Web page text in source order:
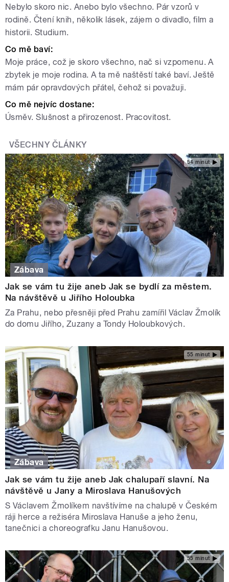
Nebylo skoro nic. Anebo bylo všechno. Pár vzorů v
rodině. Čtení knih, několik lásek, zájem o divadlo, film a
historii. Studium.
Co mě baví:
Moje práce, což je skoro všechno, nač si vzpomenu. A
zbytek je moje rodina. A ta mě naštěstí také baví. Ještě
mám pár opravdových přátel, čehož si považuji.
Co mě nejvíc dostane:
Úsměv. Slušnost a přirozenost. Pracovitost.
VŠECHNY ČLÁNKY
54 minut
Zábava
Jak se vám tu žije aneb Jak se bydlí za městem.
Na návštěvě u Jiřího Holoubka
Za Prahu, nebo přesněji před Prahu zamířil Václav Žmolík
do domu Jiřího, Zuzany a Tondy Holoubkových.
55 minut
Zábava
Jak se vám tu žije aneb Jak chalupaří slavní. Na
návštěvě u Jany a Miroslava Hanušových
S Václavem Žmolíkem navštívíme na chalupě v Českém
ráji herce a režiséra Miroslava Hanuše a jeho ženu,
tanečnici a choreografku Janu Hanušovou.
55 minut